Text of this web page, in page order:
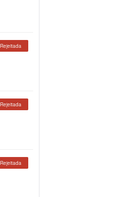
Rejeitada
Rejeitada
Rejeitada